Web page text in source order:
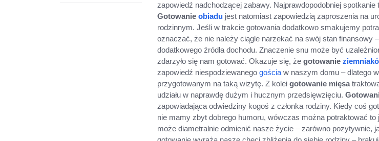
zapowiedź nadchodzącej zabawy. Najprawdopodobniej spotkanie
Gotowanie obiadu jest natomiast zapowiedzią zaproszenia na
rodzinnym. Jeśli w trakcie gotowania dodatkowo smakujemy
oznaczać, że nie należy ciągle narzekać na swój stan finansowy
dodatkowego źródła dochodu. Znaczenie snu może być
zdarzyło się nam gotować. Okazuje się, że gotowanie
zapowiedź niespodziewanego gościa w naszym domu – dlatego
przygotowanym na taką wizytę. Z kolei gotowanie mięsa
udziału w naprawdę dużym i hucznym przedsięwzięciu.
zapowiadająca odwiedziny kogoś z członka rodziny. Kiedy coś
nie mamy zbyt dobrego humoru, wówczas można potraktować to
może diametralnie odmienić nasze życie – zarówno pozytywnie,